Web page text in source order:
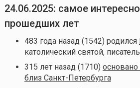
24.06.2025: самое
прошедших лет
483 года назад (1542) родился
католический святой,
315 лет назад (1710)
близ Санкт-Петербурга